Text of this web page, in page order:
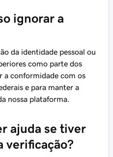
ignorar a
da identidade pessoal ou
como parte dos
a conformidade com os
e para manter a
nossa plataforma.
ajuda se tiver
verificação?